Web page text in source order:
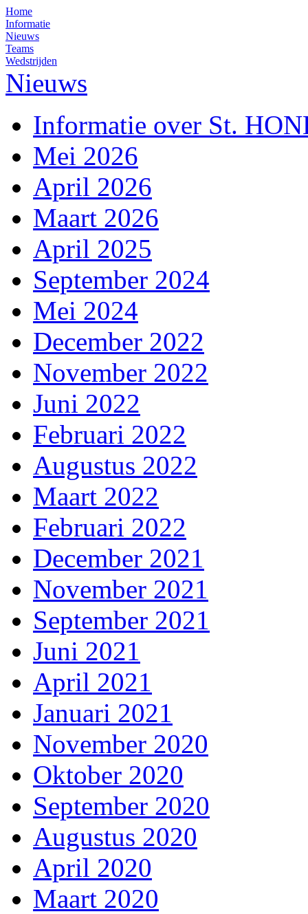
Home
Informatie
Nieuws
Teams
Wedstrijden
Nieuws
Informatie over St.
Mei 2026
April 2026
Maart 2026
April 2025
September 2024
Mei 2024
December 2022
November 2022
Juni 2022
Februari 2022
Augustus 2022
Maart 2022
Februari 2022
December 2021
November 2021
September 2021
Juni 2021
April 2021
Januari 2021
November 2020
Oktober 2020
September 2020
Augustus 2020
April 2020
Maart 2020